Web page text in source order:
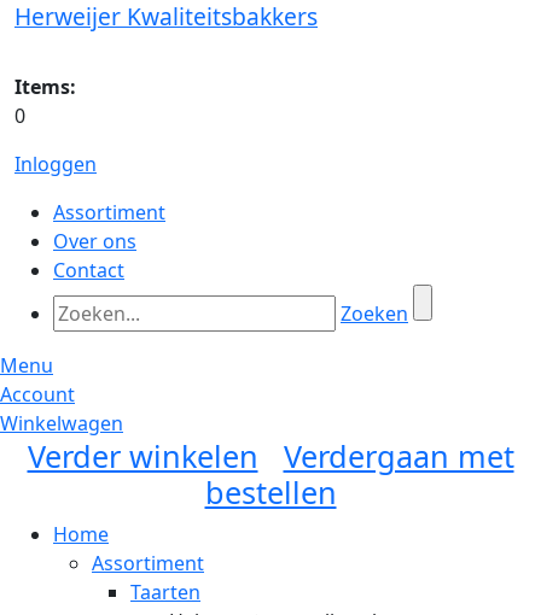
Herweijer Kwaliteitsbakkers
Items:
0
Inloggen
Assortiment
Over ons
Contact
Zoeken
Menu
Account
Winkelwagen
Verder winkelen
Verdergaan met
bestellen
Home
Assortiment
Taarten